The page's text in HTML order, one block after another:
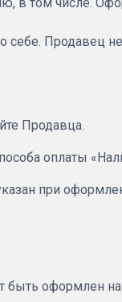
Продавец не
Продавца.
оплаты
при
быть оформлен